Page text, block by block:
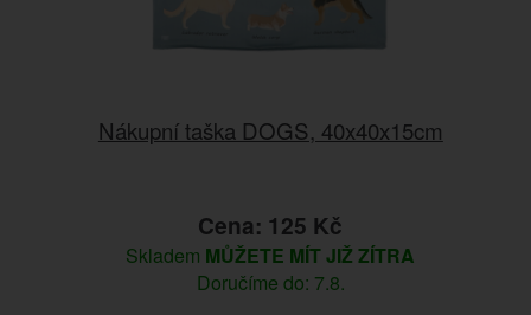
Nákupní taška DOGS, 40x40x15cm
Cena: 125 Kč
Skladem MŮŽETE MÍT JIŽ ZÍTRA
Doručíme do: 7.8.